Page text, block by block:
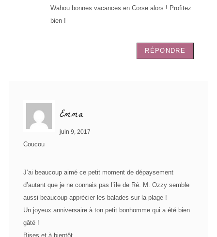
Wahou bonnes vacances en Corse alors ! Profitez
bien !
RÉPONDRE
Emma
juin 9, 2017
Coucou
J’ai beaucoup aimé ce petit moment de dépaysement
d’autant que je ne connais pas l’île de Ré. M. Ozzy semble
aussi beaucoup apprécier les balades sur la plage !
Un joyeux anniversaire à ton petit bonhomme qui a été bien
gâté !
Bises et à bientôt.